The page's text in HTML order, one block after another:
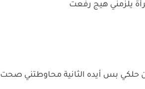
يلزمني هيج رفعت
حلكي بس أيده الثانية محاوطتني صحت